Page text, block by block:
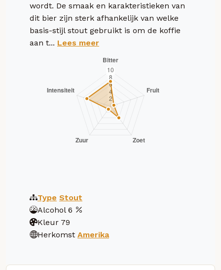
wordt. De smaak en karakteristieken van
dit bier zijn sterk afhankelijk van welke
basis-stijl stout gebruikt is om de koffie
aan t... Lees meer
Type Stout
Alcohol 6
Kleur 79
Herkomst Amerika